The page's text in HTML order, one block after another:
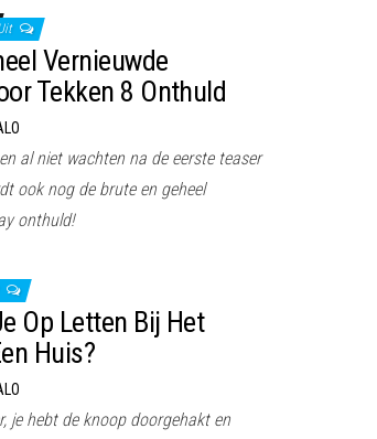
Vernieuwde
Tekken 8 Onthuld
al niet wachten na de eerste teaser
ook nog de brute en geheel
onthuld!
Op Letten Bij Het
Huis?
je hebt de knoop doorgehakt en